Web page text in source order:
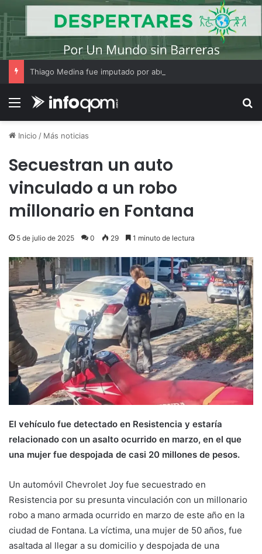
Menú
Inicio / Más noticias
Secuestran un auto
vinculado a un robo
millonario en Fontana
5 de julio de 2025 0 29 1 minuto de lectura
El vehículo fue detectado en Resistencia y estaría
relacionado con un asalto ocurrido en marzo, en el que
una mujer fue despojada de casi 20 millones de pesos.
Un automóvil Chevrolet Joy fue secuestrado en
Resistencia por su presunta vinculación con un millonario
robo a mano armada ocurrido en marzo de este año en la
ciudad de Fontana. La víctima, una mujer de 50 años, fue
asaltada al llegar a su domicilio y despojada de una